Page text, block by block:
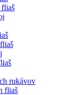
fliaš
rukávov
fliaš